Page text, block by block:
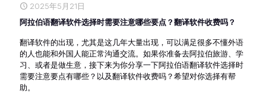
2025年5月21日
阿拉伯语翻译软件选择时需要注意哪些要点？翻译软件收费吗？
翻译软件的出现，尤其是这几年大量出现，可以满足很多不懂外语
的人也能和外国人能正常沟通交流。如果你准备去阿拉伯旅游、学
习、或者是做生意，接下来为你分享一下阿拉伯语翻译软件选择时
需要注意要点有哪些？以及翻译软件收费吗？希望对你选择有帮
助。